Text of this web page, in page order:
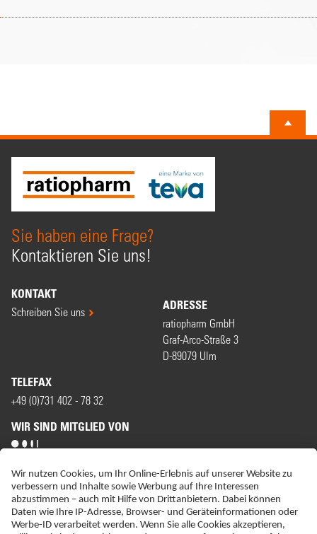
Sie haben eine Frage?
Kontaktieren Sie uns!
KONTAKT
Schreiben Sie uns ADRESSE
ratiopharm GmbH
Graf-Arco-Straße 3
D-89079 Ulm
TELEFAX
+49 (0)731 402 - 78 32
WIR SIND MITGLIED VON
ERKLÄRUNG ZUR BARRIEREFREIHEIT
IMPRESSUM